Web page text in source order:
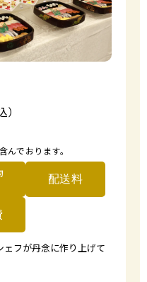
んでおります。
配送料
ェフが丹念に作り上げて